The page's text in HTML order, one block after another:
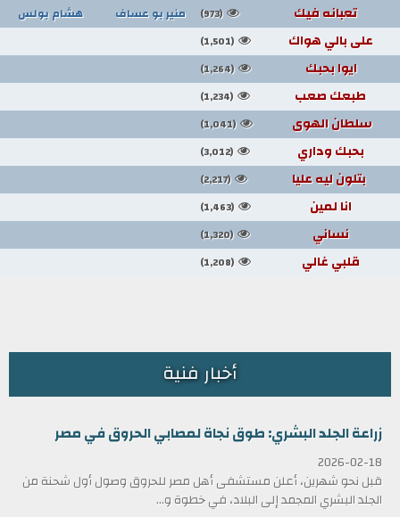
تعبانه فيك (973) منير بو عساف هشام بولس
على بالي هواك (1,501)
ايوا بحبك (1,264)
طبعك صعب (1,234)
سلطان الهوى (1,041)
بحبك وداري (3,012)
بتلون ليه عليا (2,217)
انا لمين (1,463)
نساني (1,320)
قلبي غالي (1,208)
أخبار فنية
زراعة الجلد البشري: طوق نجاة لمصابي الحروق في مصر
2026-02-18
قبل نحو شهرين، أعلن مستشفى أهل مصر للحروق وصول أول شحنة من
الجلد البشري المجمد إلى البلاد، في خطوة و...